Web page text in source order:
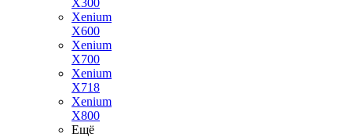
X300
Xenium
X600
Xenium
X700
Xenium
X718
Xenium
X800
Ещё